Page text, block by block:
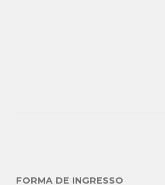
FORMA DE INGRESSO